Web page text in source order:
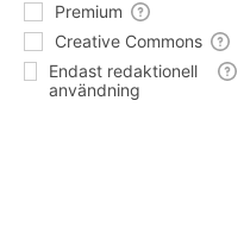
Premium
Creative Commons
Endast redaktionell
användning